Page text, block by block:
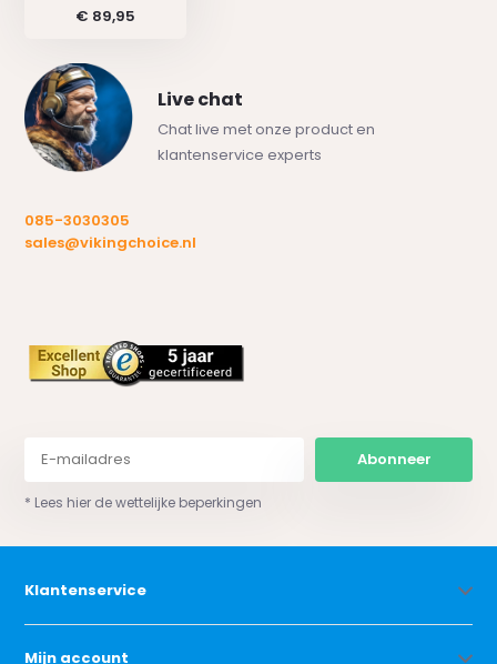
€ 89,95
Live chat
Chat live met onze product en
klantenservice experts
085-3030305
sales@vikingchoice.nl
Abonneer
* Lees hier de wettelijke beperkingen
Klantenservice
Mijn account